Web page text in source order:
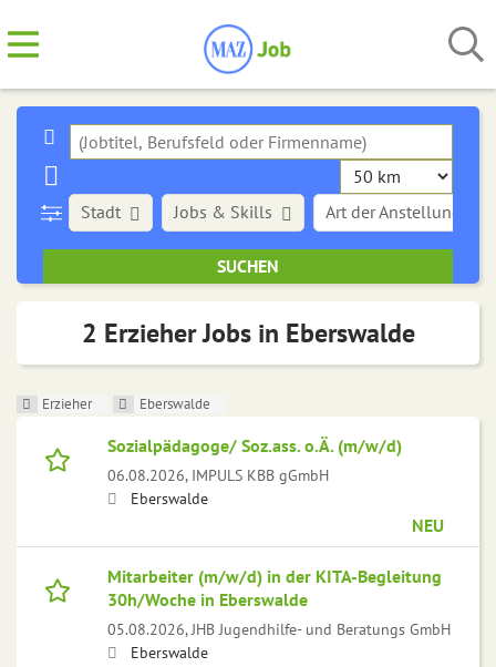
Stadt Art der Anstellung
Jobs & Skills
2 Erzieher Jobs in Eberswalde
Erzieher Eberswalde
Sozialpädagoge/ Soz.ass. o.Ä. (m/w/d)
06.08.2026, IMPULS KBB gGmbH
Eberswalde
NEU
Mitarbeiter (m/w/d) in der KITA-Begleitung
30h/Woche in Eberswalde
05.08.2026,JHB Jugendhilfe- und Beratungs GmbH
Eberswalde